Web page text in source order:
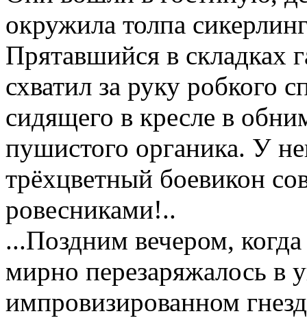
окружила толпа
Прятавшийся в складках
схватил за руку робкого
сидящего в кресле в
пушистого органика. У
трёхцветный боевикон
ровесниками!..
...Поздним вечером,
мирно перезаряжалось в
импровизированном